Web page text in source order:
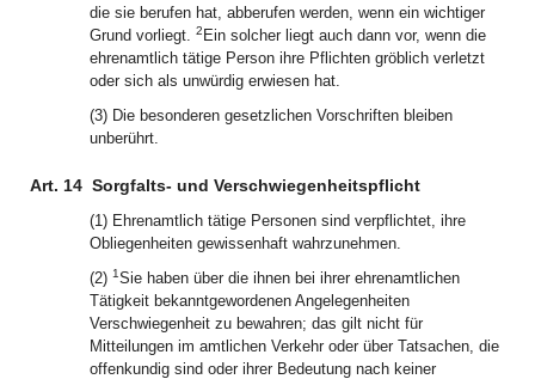
die sie berufen hat, abberufen werden, wenn ein wichtiger
Grund vorliegt. 2 Ein solcher liegt auch dann vor, wenn die
ehrenamtlich tätige Person ihre Pflichten gröblich verletzt
oder sich als unwürdig erwiesen hat.
(3) Die besonderen gesetzlichen Vorschriften bleiben
unberührt.
Art. 14 Sorgfalts- und Verschwiegenheitspflicht
(1) Ehrenamtlich tätige Personen sind verpflichtet, ihre
Obliegenheiten gewissenhaft wahrzunehmen.
(2) 1Sie haben über die ihnen bei ihrer ehrenamtlichen
Tätigkeit bekanntgewordenen Angelegenheiten
Verschwiegenheit zu bewahren; das gilt nicht für
Mitteilungen im amtlichen Verkehr oder über Tatsachen, die
offenkundig sind oder ihrer Bedeutung nach keiner